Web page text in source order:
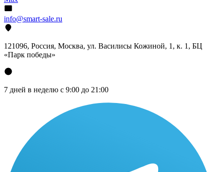
info@smart-sale.ru
121096, Россия, Москва, ул. Василисы Кожиной, 1, к. 1, БЦ
«Парк победы»
7 дней в неделю с 9:00 до 21:00